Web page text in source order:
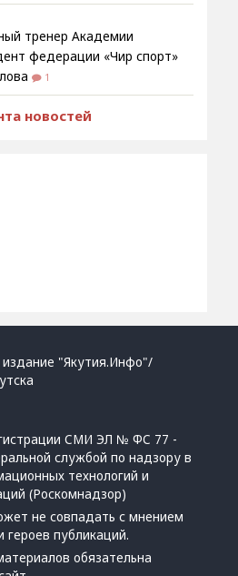
тренер Академии
федерации «Чир спорт»
1
новостей
"Якутия.Инфо"/
СМИ ЭЛ № ФС 77 -
службой по надзору в
технологий и
(Роскомнадзор)
не совпадать с мнением
героев публикаций.
обязательна